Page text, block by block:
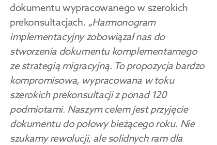
dokumentu wypracowanego w szerokich
prekonsultacjach. „Harmonogram
implementacyjny zobowiązał nas do
stworzenia dokumentu komplementarnego
ze strategią migracyjną. To propozycja bardzo
kompromisowa, wypracowana w toku
szerokich prekonsultacji z ponad 120
podmiotami. Naszym celem jest przyjęcie
dokumentu do połowy bieżącego roku. Nie
szukamy rewolucji, ale solidnych ram dla